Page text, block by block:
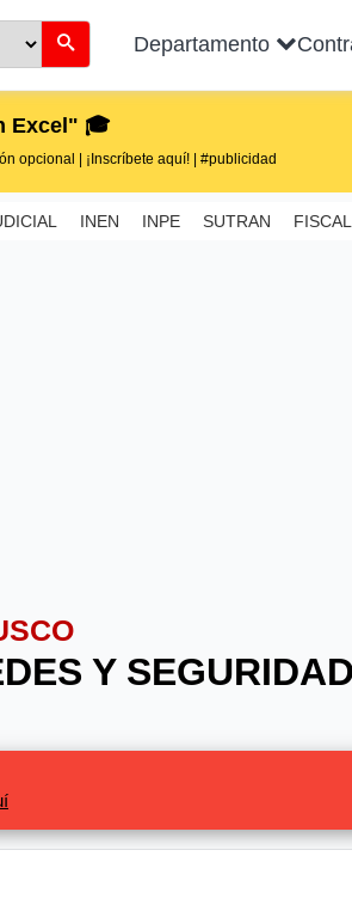
Departamento
Excel" 🎓
opcional | ¡Inscríbete aquí! | #publicidad
INEN INPE SUTRAN
Y